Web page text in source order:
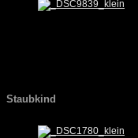
Staubkind